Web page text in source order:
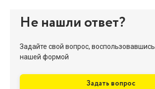
Не нашли ответ?
Задайте свой вопрос, воспользовавшись
нашей формой
Задать вопрос